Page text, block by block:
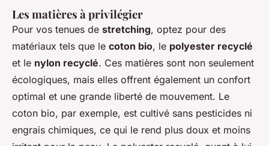
Les matières à privilégier
Pour vos tenues de stretching, optez pour des
matériaux tels que le coton bio, le polyester recyclé
et le nylon recyclé. Ces matières sont non seulement
écologiques, mais elles offrent également un confort
optimal et une grande liberté de mouvement. Le
coton bio, par exemple, est cultivé sans pesticides ni
engrais chimiques, ce qui le rend plus doux et moins